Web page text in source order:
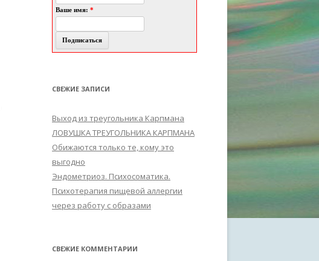
Ваше имя: *
СВЕЖИЕ ЗАПИСИ
Выход из треугольника Карпмана
ЛОВУШКА ТРЕУГОЛЬНИКА КАРПМАНА
Обижаются только те, кому это
выгодно
Эндометриоз. Психосоматика.
Психотерапия пищевой аллергии
через работу с образами
СВЕЖИЕ КОММЕНТАРИИ